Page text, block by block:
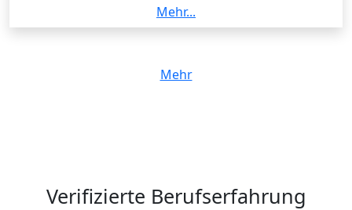
Mein Studium der Sozialpädagogik an der
Fachhochschule Düsseldorf hat mich positiv geprägt
Verfassen von wissenschaftlichen Arbeiten, mein
kritische Denken, Toleranz auf Augenhöhe mit
Mehr...
Mehr
Verifizierte Berufserfahrung